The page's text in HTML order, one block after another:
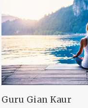
Guru Gian Kaur